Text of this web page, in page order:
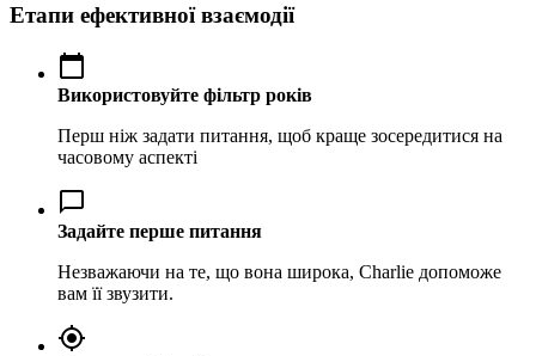
Етапи ефективної взаємодії
calendar_today
Використовуйте фільтр років
Перш ніж задати питання, щоб краще зосередитися на
часовому аспекті
chat_bubble_outline
Задайте перше питання
Незважаючи на те, що вона широка, Charlie допоможе
вам її звузити.
gps_fixed